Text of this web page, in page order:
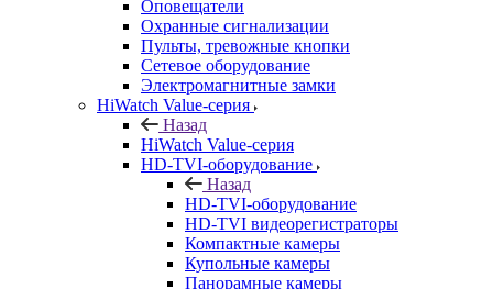
Оповещатели
Охранные сигнализации
Пульты, тревожные кнопки
Сетевое оборудование
Электромагнитные замки
HiWatch Value-серия
Назад
HiWatch Value-серия
HD-TVI-оборудование
Назад
HD-TVI-оборудование
HD-TVI видеорегистраторы
Компактные камеры
Купольные камеры
Панорамные камеры